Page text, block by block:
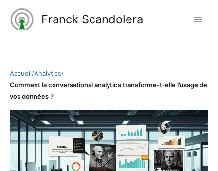
contenu
Franck Scandolera
Accueil/Analytics/
Comment la conversational analytics transforme-t-elle l’usage de
vos données ?